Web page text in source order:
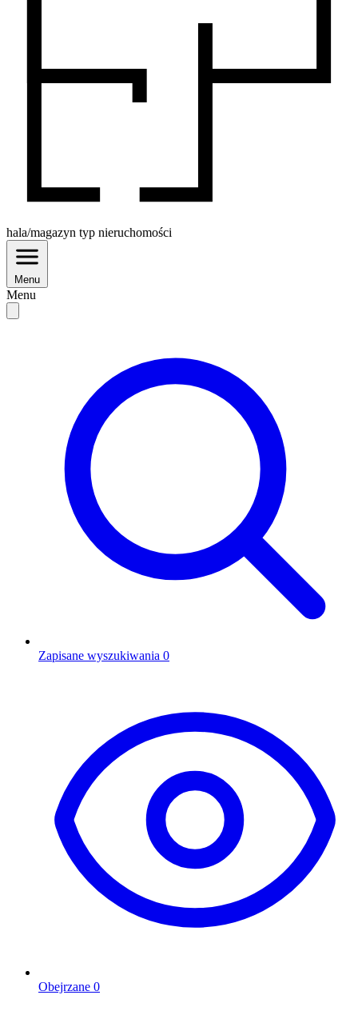
hala/magazyn typ nieruchomości
Menu
Menu
Zapisane wyszukiwania 0
Obejrzane 0